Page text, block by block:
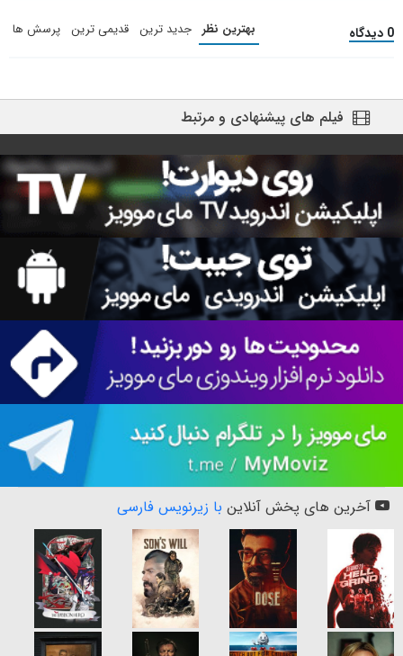
0 دیدگاه بهترین نظر جدید ترین قدیمی ترین پرسش ها
فیلم های پیشنهادی و مرتبط
آخرین های پخش آنلاین با زیرنویس فارسی